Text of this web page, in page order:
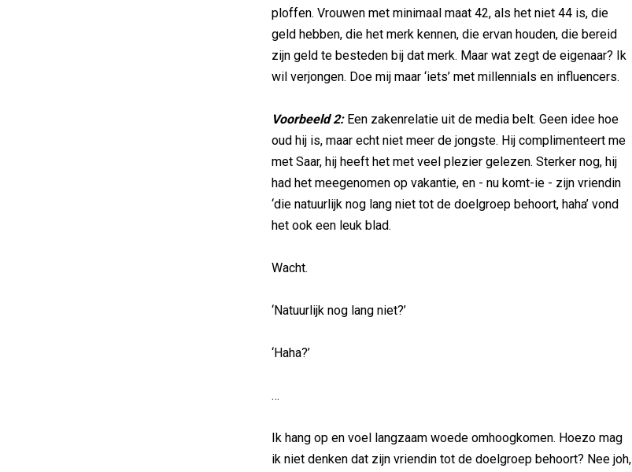
ploffen. Vrouwen met minimaal maat 42, als het niet 44 is, die
geld hebben, die het merk kennen, die ervan houden, die bereid
zijn geld te besteden bij dat merk. Maar wat zegt de eigenaar? Ik
wil verjongen. Doe mij maar ‘iets’ met millennials en influencers.
Voorbeeld 2:Een zakenrelatie uit de media belt. Geen idee hoe
oud hij is, maar echt niet meer de jongste. Hij complimenteert me
met Saar, hij heeft het met veel plezier gelezen. Sterker nog, hij
had het meegenomen op vakantie, en - nu komt-ie - zijn vriendin
‘die natuurlijk nog lang niet tot de doelgroep behoort, haha’ vond
het ook een leuk blad.
Wacht.
‘Natuurlijk nog lang niet?’
‘Haha?’
…
Ik hang op en voel langzaam woede omhoogkomen. Hoezo mag
ik niet denken dat zijn vriendin tot de doelgroep behoort? Nee joh,